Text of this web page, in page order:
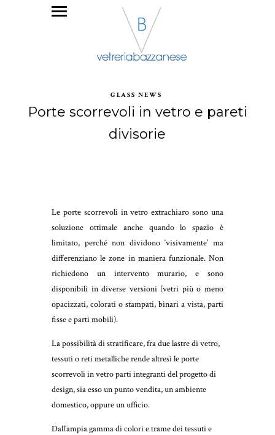
GLASS NEWS
Porte scorrevoli in vetro e pareti
divisorie
Le porte scorrevoli in vetro extrachiaro sono una
soluzione ottimale anche quando lo spazio è
limitato, perché non dividono ‘visivamente’ ma
differenziano le zone in maniera funzionale. Non
richiedono un intervento murario, e sono
disponibili in diverse versioni (vetri più o meno
opacizzati, colorati o stampati, binari a vista, parti
fisse e parti mobili).
La possibilità di stratificare, fra due lastre di vetro,
tessuti o reti metalliche rende altresì le porte
scorrevoli in vetro parti integranti del progetto di
design, sia esso un punto vendita, un ambiente
domestico, oppure un ufficio.
Dall’ampia gamma di colori e trame dei tessuti e